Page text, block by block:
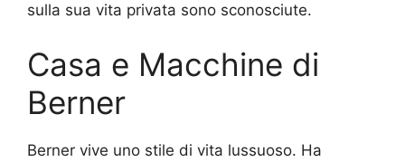
sulla sua vita privata sono sconosciute.
Casa e Macchine di
Berner
Berner vive uno stile di vita lussuoso. Ha